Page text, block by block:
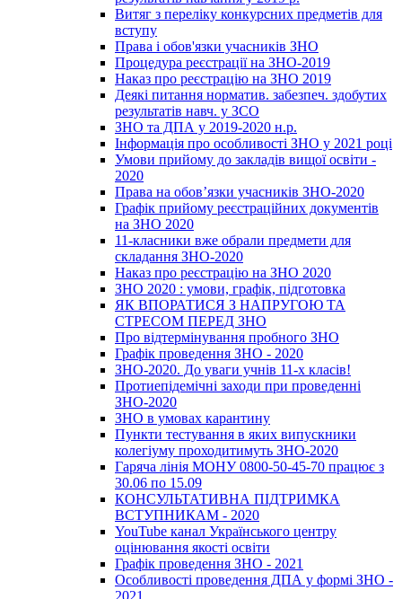
Витяг з переліку конкурсних предметів для
вступу
Права і обов'язки учасників ЗНО
Процедура реєстрації на ЗНО-2019
Наказ про реєстрацію на ЗНО 2019
Деякі питання норматив. забезпеч. здобутих
результатів навч. у ЗСО
ЗНО та ДПА у 2019-2020 н.р.
Інформація про особливості ЗНО у 2021 році
Умови прийому до закладів вищої освіти -
2020
Права на обов’язки учасників ЗНО-2020
Графік прийому реєстраційних документів
на ЗНО 2020
11-класники вже обрали предмети для
складання ЗНО-2020
Наказ про реєстрацію на ЗНО 2020
ЗНО 2020 : умови, графік, підготовка
ЯК ВПОРАТИСЯ З НАПРУГОЮ ТА
СТРЕСОМ ПЕРЕД ЗНО
Про відтермінування пробного ЗНО
Графік проведення ЗНО - 2020
ЗНО-2020. До уваги учнів 11-х класів!
Протиепідемічні заходи при проведенні
ЗНО-2020
ЗНО в умовах карантину
Пункти тестування в яких випускники
колегіуму проходитимуть ЗНО-2020
Гаряча лінія МОНУ 0800-50-45-70 працює з
30.06 по 15.09
КОНСУЛЬТАТИВНА ПІДТРИМКА
ВСТУПНИКАМ - 2020
YouTube канал Українського центру
оцінювання якості освіти
Графік проведення ЗНО - 2021
Особливості проведення ДПА у формі ЗНО -
2021